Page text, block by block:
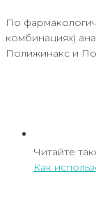
По
комбинациях)
Полижинакс и
Читайте
Как